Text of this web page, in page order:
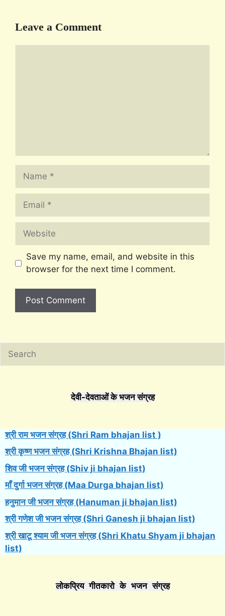
Leave a Comment
Name
Email
Website
Save my name, email, and website in this
browser for the next time I comment.
देवी-देवताओं के भजन संग्रह
श्री राम भजन संग्रह (Shri Ram bhajan list )
श्री कृष्ण भजन संग्रह (Shri Krishna Bhajan list)
शिव जी भजन संग्रह (Shiv ji bhajan list)
माँ दुर्गा भजन संग्रह (Maa Durga bhajan list)
हनुमान जी भजन संग्रह (Hanuman ji bhajan list)
श्री गणेश जी भजन संग्रह (Shri Ganesh ji bhajan list)
श्री खाटू श्याम जी भजन संग्रह (Shri Khatu Shyam ji bhajan
list)
लोकप्रिय गीतकारो के भजन संग्रह